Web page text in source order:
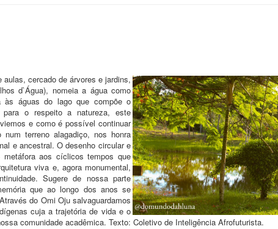
cercado de árvores e jardins,
d`Água), nomeia a água como
às águas do lago que compõe o
o respeito a natureza, este
e como é possível continuar
num terreno alagadiço, nos honra
e ancestral. O desenho circular e
aos cíclicos tempos que
viva e, agora monumental,
Sugere de nossa parte
que ao longo dos anos se
do Omi Oju salvaguardamos
cuja a trajetória de vida e o
comunidade acadêmica. Texto: Coletivo de Inteligência Afrofuturista.